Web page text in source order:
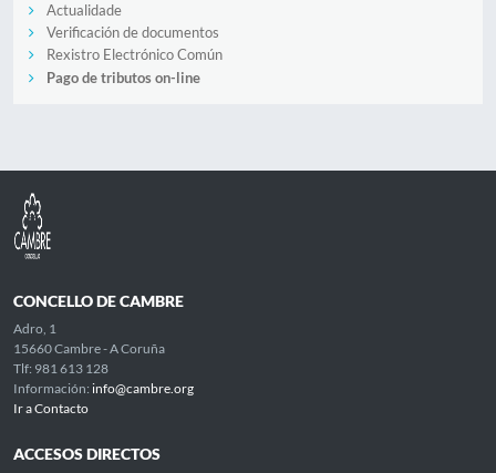
Actualidade
Verificación de documentos
Rexistro Electrónico Común
Pago de tributos on-line
CONCELLO DE CAMBRE
Adro, 1
15660 Cambre - A Coruña
Tlf: 981 613 128
Información: info@cambre.org
Ir a Contacto
ACCESOS DIRECTOS